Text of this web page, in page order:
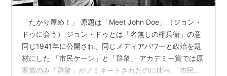
「たかり屋め！」 原題は「Meet John Doe」（ジョン・
ドゥに会う） ジョン・ドゥとは「名無しの権兵衛」の意
同じ1941年に公開され、同じメディアパワーと政治を題
材にした 「市民ケーン」と「群衆」 アカデミー賞では原
案賞のみ「群衆」がノミネートされたのに比べ 「市民ケ